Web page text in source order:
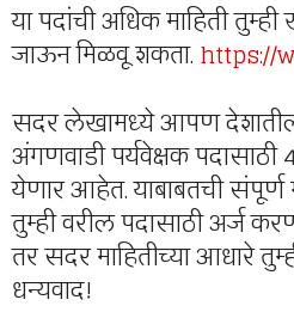
या पदांची अधिक माहिती
जाऊन मिळवू शकता. https://
सदर लेखामध्ये आपण देशातील
अंगणवाडी पर्यवेक्षक पदासाठी
येणार आहेत. याबाबतची संपूर्ण
तुम्ही वरील पदासाठी अर्ज
तर सदर माहितीच्या आधारे
धन्यवाद!